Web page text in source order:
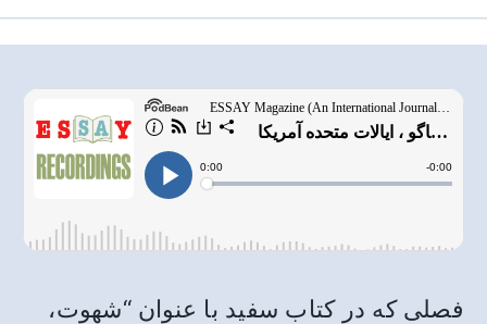
فصلی که در کتاب سفید با عنوان “شهوت،